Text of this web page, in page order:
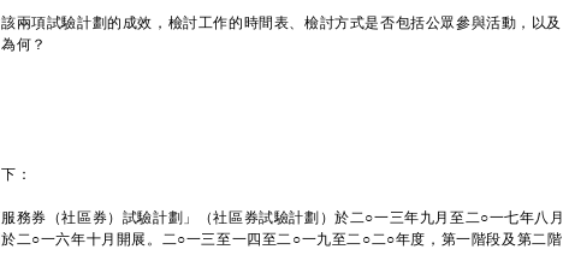
兩項試驗計劃的成效，檢討工作的時間表、檢討方式是否包括公眾參與活動，以及
何？
：
務券（社區券）試驗計劃」（社區券試驗計劃）於二○一三年九月至二○一七年八月
二○一六年十月開展。二○一三至一四至二○一九至二○二○年度，第一階段及第二階